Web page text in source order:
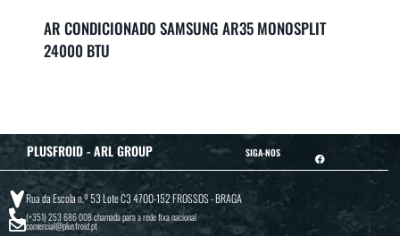
AR CONDICIONADO SAMSUNG AR35 MONOSPLIT
24000 BTU
PLUSFROID - ARL GROUP SIGA-NOS
Rua da Escola n.º 53 Lote C3 4700-152 FROSSOS - BRAGA
(+351) 253 686 008chamada para a rede fixa nacional
comercial@plusfroid.pt